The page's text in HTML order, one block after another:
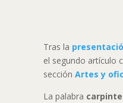
Tras la
el segundo artículo
sección Artes y
La palabra